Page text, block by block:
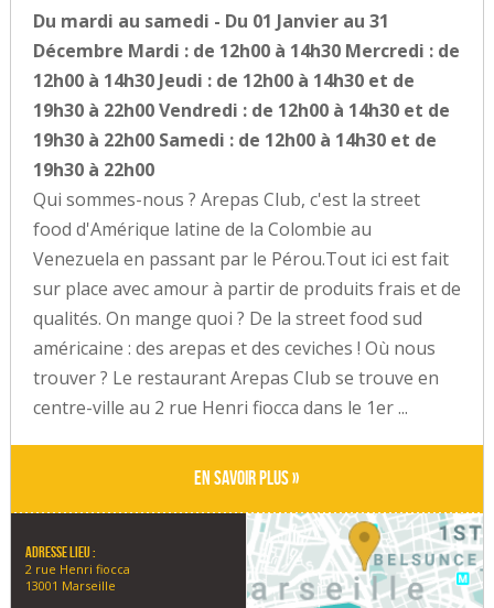
Du mardi au samedi - Du 01 Janvier au 31
Décembre Mardi : de 12h00 à 14h30 Mercredi : de
12h00 à 14h30 Jeudi : de 12h00 à 14h30 et de
19h30 à 22h00 Vendredi : de 12h00 à 14h30 et de
19h30 à 22h00 Samedi : de 12h00 à 14h30 et de
19h30 à 22h00
Qui sommes-nous ? Arepas Club, c'est la street
food d'Amérique latine de la Colombie au
Venezuela en passant par le Pérou.Tout ici est fait
sur place avec amour à partir de produits frais et de
qualités. On mange quoi ? De la street food sud
américaine : des arepas et des ceviches ! Où nous
trouver ? Le restaurant Arepas Club se trouve en
centre-ville au 2 rue Henri fiocca dans le 1er ...
En savoir plus »
Adresse lieu :
2 rue Henri fiocca
13001 Marseille